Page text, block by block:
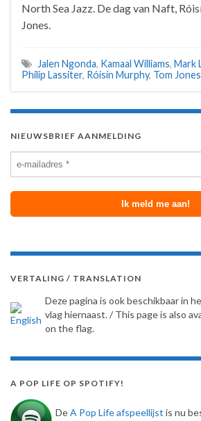
North Sea Jazz. De dag van Naft,
Jones.
Jalen Ngonda, Kamaal Williams, Mark
Philip Lassiter, Róisín Murphy, Tom Jones
NIEUWSBRIEF AANMELDING
VERTALING / TRANSLATION
Deze pagina is ook beschikbaar in
vlag hiernaast. / This page is also
on the flag.
A POP LIFE OP SPOTIFY!
DeA Pop Life afspeellijst is nu